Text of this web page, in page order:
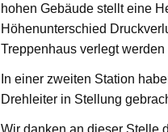
hohen Gebäude stellt eine
Höhenunterschied
Treppenhaus verlegt
In einer zweiten Station
Drehleiter in Stellung
Wir danken an dieser Stelle